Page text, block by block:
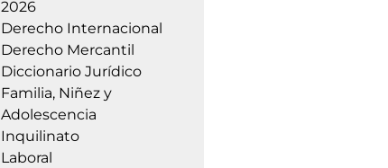
2026
Derecho Internacional
Derecho Mercantil
Diccionario Jurídico
Familia, Niñez y
Adolescencia
Inquilinato
Laboral